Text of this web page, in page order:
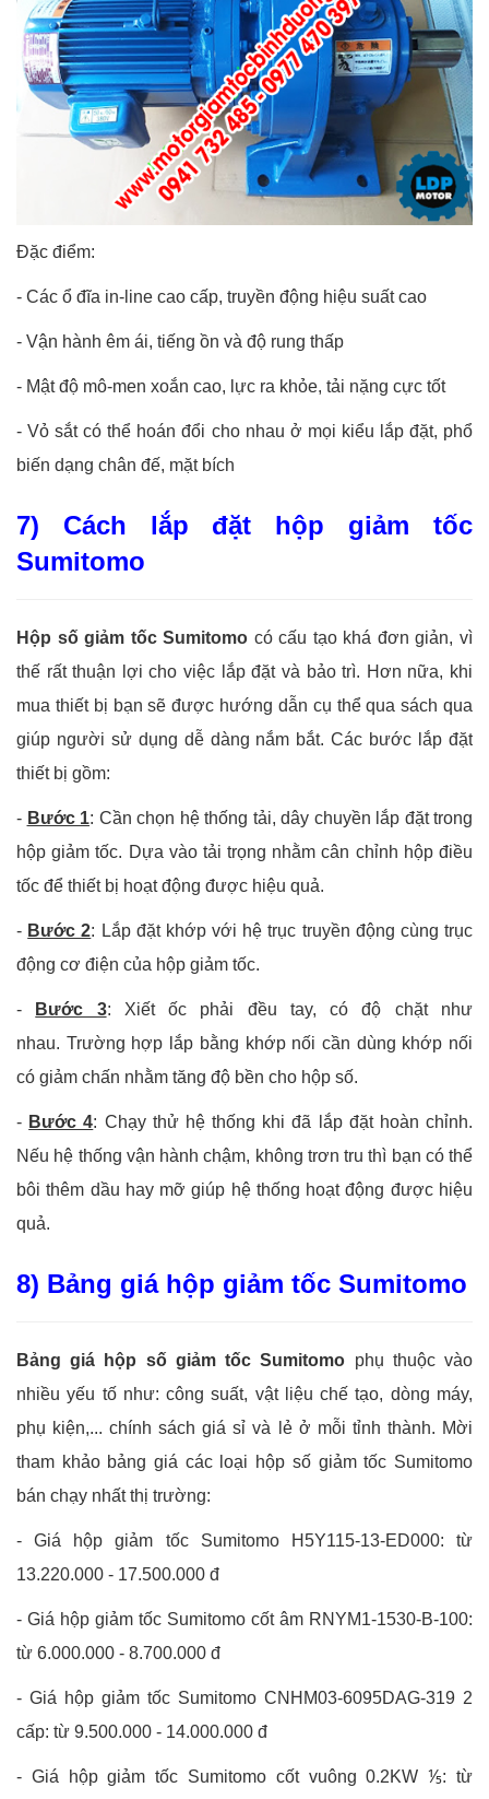
Đặc điểm:
- Các ổ đĩa in-line cao cấp, truyền động hiệu suất cao
- Vận hành êm ái, tiếng ồn và độ rung thấp
- Mật độ mô-men xoắn cao, lực ra khỏe, tải nặng cực tốt
- Vỏ sắt có thể hoán đổi cho nhau ở mọi kiểu lắp đặt, phổ
biến dạng chân đế, mặt bích
7) Cách lắp đặt hộp giảm tốc
Sumitomo
Hộp số giảm tốc Sumitomo có cấu tạo khá đơn giản, vì
thế rất thuận lợi cho việc lắp đặt và bảo trì. Hơn nữa, khi
mua thiết bị bạn sẽ được hướng dẫn cụ thể qua sách qua
giúp người sử dụng dễ dàng nắm bắt. Các bước lắp đặt
thiết bị gồm:
- Bước 1: Cần chọn hệ thống tải, dây chuyền lắp đặt trong
hộp giảm tốc. Dựa vào tải trọng nhằm cân chỉnh hộp điều
tốc để thiết bị hoạt động được hiệu quả.
- Bước 2: Lắp đặt khớp với hệ trục truyền động cùng trục
động cơ điện của hộp giảm tốc.
- Bước 3: Xiết ốc phải đều tay, có độ chặt như
nhau. Trường hợp lắp bằng khớp nối cần dùng khớp nối
có giảm chấn nhằm tăng độ bền cho hộp số.
- Bước 4: Chạy thử hệ thống khi đã lắp đặt hoàn chỉnh.
Nếu hệ thống vận hành chậm, không trơn tru thì bạn có thể
bôi thêm dầu hay mỡ giúp hệ thống hoạt động được hiệu
quả.
8) Bảng giá hộp giảm tốc Sumitomo
Bảng giá hộp số giảm tốc Sumitomo phụ thuộc vào
nhiều yếu tố như: công suất, vật liệu chế tạo, dòng máy,
phụ kiện,... chính sách giá sỉ và lẻ ở mỗi tỉnh thành. Mời
tham khảo bảng giá các loại hộp số giảm tốc Sumitomo
bán chạy nhất thị trường:
- Giá hộp giảm tốc Sumitomo H5Y115-13-ED000: từ
13.220.000 - 17.500.000 đ
- Giá hộp giảm tốc Sumitomo cốt âm RNYM1-1530-B-100:
từ 6.000.000 - 8.700.000 đ
- Giá hộp giảm tốc Sumitomo CNHM03-6095DAG-319 2
cấp: từ 9.500.000 - 14.000.000 đ
- Giá hộp giảm tốc Sumitomo cốt vuông 0.2KW ⅕: từ